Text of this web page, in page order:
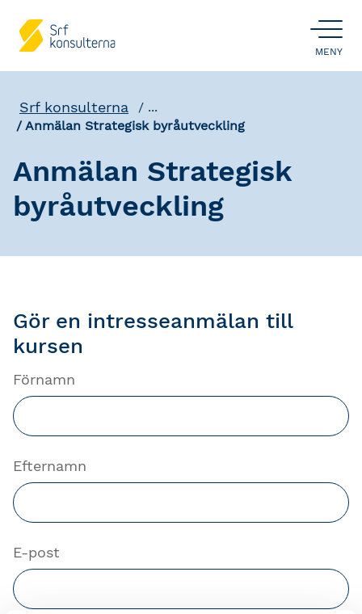
ÖPPNA
MENY
Srf konsulterna
...
Anmälan Strategisk byråutveckling
Anmälan Strategisk
byråutveckling
Gör en intresseanmälan till
kursen
Förnamn
Efternamn
E-post